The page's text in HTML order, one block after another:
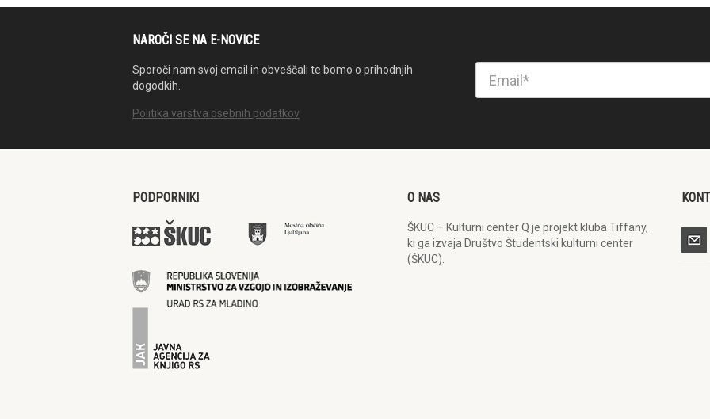
NAROČI SE NA E-NOVICE
Sporoči nam svoj email in obveščali te bomo o prihodnjih
dogodkih.
Politika varstva osebnih podatkov
PODPORNIKI O NAS
ŠKUC – Kulturni center Q je projekt kluba Tiffany,
ki ga izvaja Društvo Študentski kulturni center
(ŠKUC).